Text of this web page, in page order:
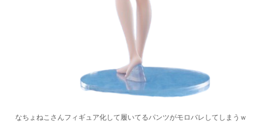
なちょねこさんフィギュア化して履いてるパンツがモロバレしてしまうｗ